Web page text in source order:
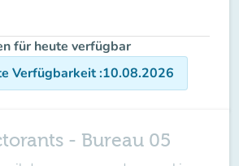
für heute verfügbar
Verfügbarkeit:10.08.2026
- Bureau 05